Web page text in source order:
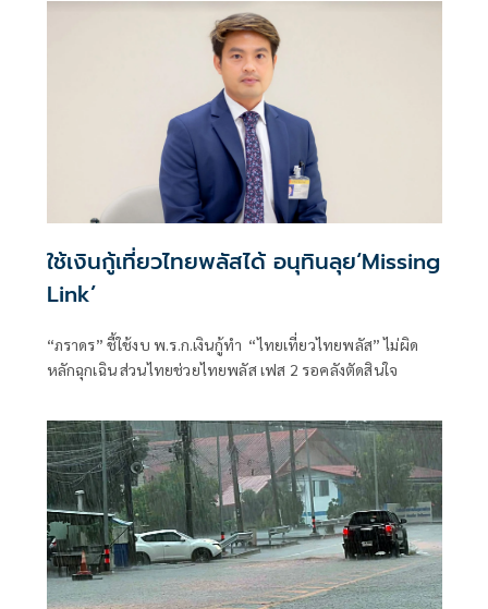
ใช้เงินกู้เที่ยวไทยพลัสได้ อนุทินลุย‘Missing
Link’
“ภราดร” ชี้ใช้งบ พ.ร.ก.เงินกู้ทำ “ไทยเที่ยวไทยพลัส” ไม่ผิด
หลักฉุกเฉิน ส่วนไทยช่วยไทยพลัส เฟส 2 รอคลังตัดสินใจ